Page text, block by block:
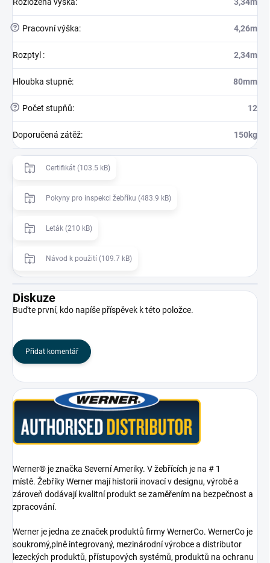
? Pracovní výška: 4,26m
Rozptyl : 2,34m
Hloubka stupně: 80mm
? Počet stupňů: 12
Doporučená zátěž: 150kg
Certifikát (103.5 kB)
Pokyny pro inspekci žebříku (483.9 kB)
Leták (210 kB)
Návod k použití (109.7 kB)
Diskuze
Buďte první, kdo napíše příspěvek k této položce.
Přidat komentář
Werner® je značka Severní Ameriky. V žebřících je na # 1
místě. Žebříky Werner mají historii inovací v designu, výrobě a
zároveň dodávají kvalitní produkt se zaměřením na bezpečnost a
zpracování.
Werner je jedna ze značek produktů firmy WernerCo. WernerCo je
soukromý,plně integrovaný, mezinárodní výrobce a distributor
lezeckých produktů, přístupových systémů, produktů na ochranu